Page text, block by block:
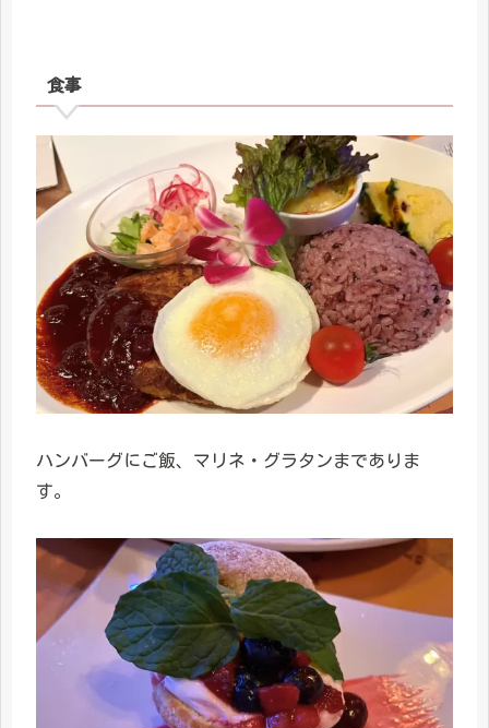
食事
ハンバーグにご飯、マリネ・グラタンまでありま
す。